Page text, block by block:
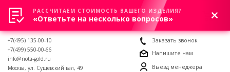
0
+7(495) 135-00-10
+7(499) 550-00-66
info@nota-gold.ru
Москва, ул. Сущевский вал, 49
Заказать звонок
Напишите нам
Выезд менеджера
РАССЧИТАЕМ СТОИМОСТЬ ВАШЕГО ИЗДЕЛИЯ?
«Ответьте на несколько вопросов»